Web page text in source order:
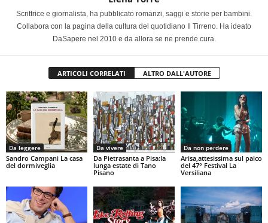
Scrittrice e giornalista, ha pubblicato romanzi, saggi e storie per bambini.
Collabora con la pagina della cultura del quotidiano Il Tirreno. Ha ideato
DaSapere nel 2010 e da allora se ne prende cura.
ARTICOLI CORRELATI ALTRO DALL'AUTORE
Da leggere
Sandro Campani La casa
del dormiveglia
Da vivere
Da Pietrasanta a Pisa:la
lunga estate di Tano
Pisano
Da non perdere
Arisa,attesissima sul palco
del 47° Festival La
Versiliana